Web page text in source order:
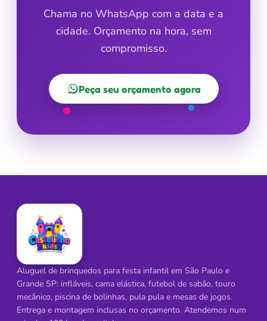
Chama no WhatsApp com a data e a
cidade. Orçamento na hora, sem
compromisso.
Peça seu orçamento agora
Aluguel de brinquedos para festa infantil em São Paulo e
Grande SP: infláveis, cama elástica, futebol de sabão, touro
mecânico, piscina de bolinhas, pula pula e mesas de jogos.
Entrega e montagem inclusas no orçamento. Atendemos num